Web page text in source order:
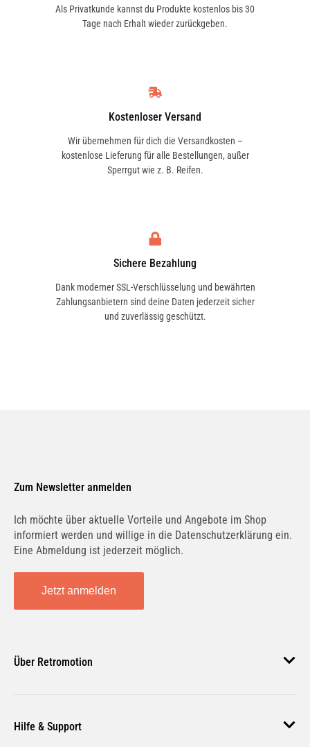
Als Privatkunde kannst du Produkte kostenlos bis 30
Tage nach Erhalt wieder zurückgeben.
Kostenloser Versand
Wir übernehmen für dich die Versandkosten –
kostenlose Lieferung für alle Bestellungen, außer
Sperrgut wie z. B. Reifen.
Sichere Bezahlung
Dank moderner SSL-Verschlüsselung und bewährten
Zahlungsanbietern sind deine Daten jederzeit sicher
und zuverlässig geschützt.
Zum Newsletter anmelden
Ich möchte über aktuelle Vorteile und Angebote im Shop
informiert werden und willige in die Datenschutzerklärung ein.
Eine Abmeldung ist jederzeit möglich.
Jetzt anmelden
Über Retromotion
Unsere Jobs
Hilfe & Support